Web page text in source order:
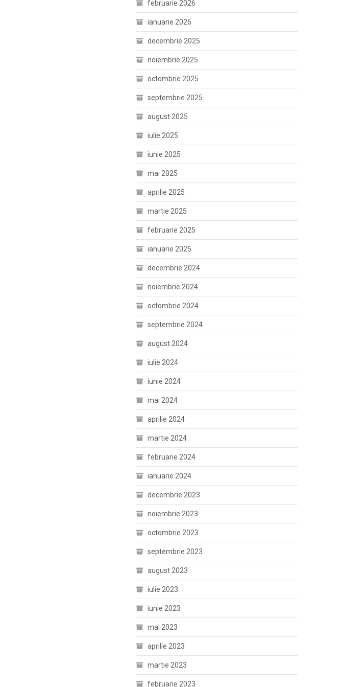
februarie 2026
ianuarie 2026
decembrie 2025
noiembrie 2025
octombrie 2025
septembrie 2025
august 2025
iulie 2025
iunie 2025
mai 2025
aprilie 2025
martie 2025
februarie 2025
ianuarie 2025
decembrie 2024
noiembrie 2024
octombrie 2024
septembrie 2024
august 2024
iulie 2024
iunie 2024
mai 2024
aprilie 2024
martie 2024
februarie 2024
ianuarie 2024
decembrie 2023
noiembrie 2023
octombrie 2023
septembrie 2023
august 2023
iulie 2023
iunie 2023
mai 2023
aprilie 2023
martie 2023
februarie 2023